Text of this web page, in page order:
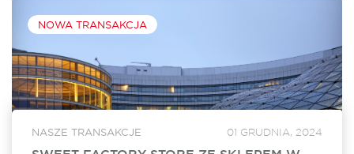
NOWA TRANSAKCJA
NASZE TRANSAKCJE 01 GRUDNIA, 2024